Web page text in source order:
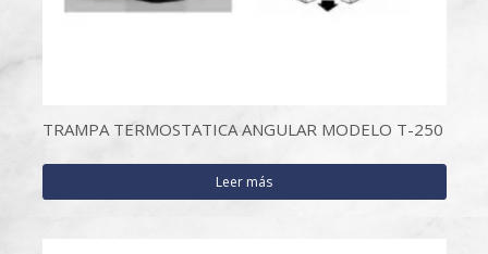
TRAMPA TERMOSTATICA ANGULAR MODELO T-250
Leer más